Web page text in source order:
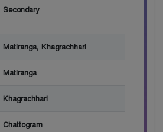
Secondary
Matiranga, Khagrachhari
Matiranga
Khagrachhari
Chattogram